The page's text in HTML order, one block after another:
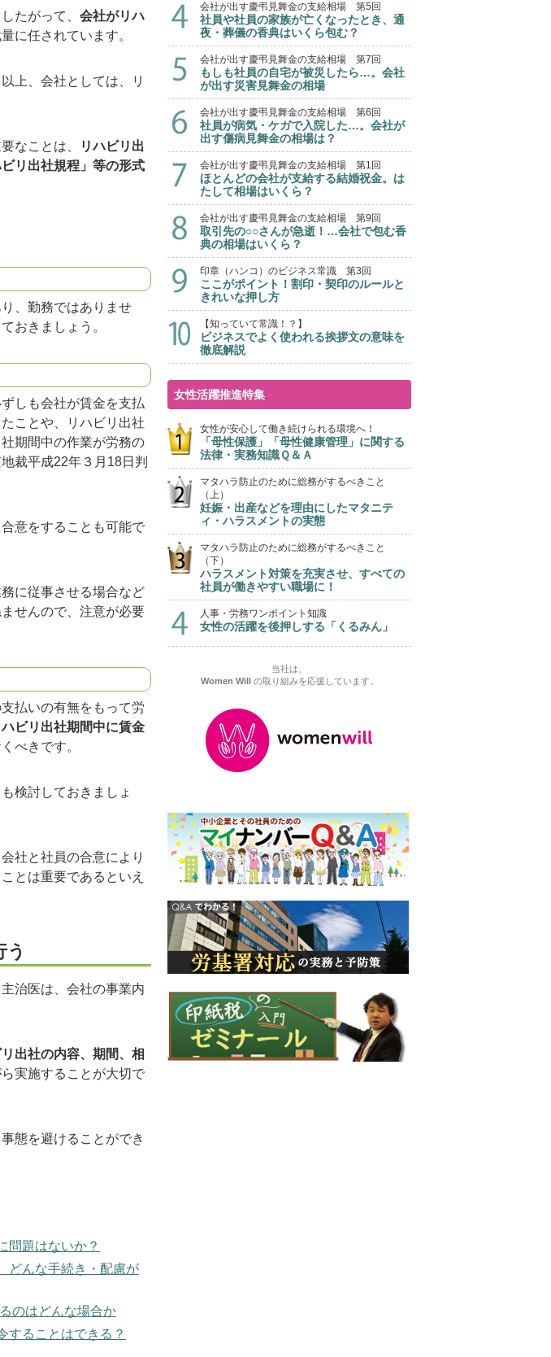
たがって、 会社がリハ
に任されています。
上、会社としては、リ
なことは、
リハビリ出
リ出社規程」等の形式
、勤務ではありませ
おきましょう。
しも会社が賃金を支払
ことや、リハビリ出社
期間中の作業が労務の
裁平成22年３月18日判
意をすることも可能で
に従事させる場合など
せんので、注意が必要
払いの有無をもって労
ハビリ出社期間中に賃金
べきです。
検討しておきましょ
社と社員の合意により
とは重要であるといえ
治医は、会社の事業内
リ出社の内容、期間、相
実施することが大切で
態を避けることができ
問題はないか？
どんな手続き・配慮が
のはどんな場合か
することはできる？
会社が出す慶弔見舞金の支給相場 第5回
社員や社員の家族が亡くなったとき、通
夜・葬儀の香典はいくら包む？
会社が出す慶弔見舞金の支給相場 第7回
もしも社員の自宅が被災したら…。会社
が出す災害見舞金の相場
会社が出す慶弔見舞金の支給相場 第6回
社員が病気・ケガで入院した…。会社が
出す傷病見舞金の相場は？
会社が出す慶弔見舞金の支給相場 第1回
ほとんどの会社が支給する結婚祝金。は
たして相場はいくら？
会社が出す慶弔見舞金の支給相場 第9回
取引先の○○さんが急逝！…会社で包む香
典の相場はいくら？
印章（ハンコ）のビジネス常識 第3回
ここがポイント！割印・契印のルールと
きれいな押し方
【知っていて常識！？】
ビジネスでよく使われる挨拶文の意味を
徹底解説
女性活躍推進特集
女性が安心して働き続けられる環境へ！
「母性保護」「母性健康管理」に関する
法律・実務知識Ｑ＆Ａ
マタハラ防止のために総務がするべきこと
（上）
妊娠・出産などを理由にしたマタニテ
ィ・ハラスメントの実態
マタハラ防止のために総務がするべきこと
（下）
ハラスメント対策を充実させ、すべての
社員が働きやすい職場に！
人事・労務ワンポイント知識
女性の活躍を後押しする「くるみん」
当社は、
Women Willの取り組みを応援しています。